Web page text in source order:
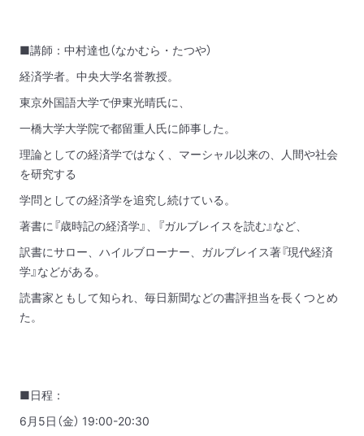
■講師：中村達也（なかむら・たつや）
経済学者。中央大学名誉教授。
東京外国語大学で伊東光晴氏に、
一橋大学大学院で都留重人氏に師事した。
理論としての経済学ではなく、マーシャル以来の、人間や社会
を研究する
学問としての経済学を追究し続けている。
著書に『歳時記の経済学』、『ガルブレイスを読む』など、
訳書にサロー、ハイルブローナー、ガルブレイス著『現代経済
学』などがある。
読書家ともして知られ、毎日新聞などの書評担当を長くつとめ
た。
■日程：
6月5日（金） 19:00-20:30